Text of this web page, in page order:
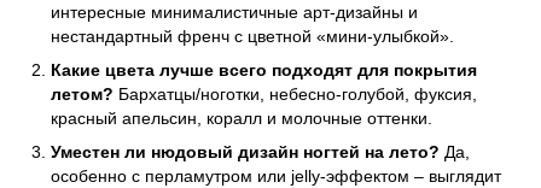
интересные минималистичные арт-дизайны и
нестандартный френч с цветной «мини-улыбкой».
Какие цвета лучше всего подходят для покрытия
летом? Бархатцы/ноготки, небесно-голубой, фуксия,
красный апельсин, коралл и молочные оттенки.
Уместен ли нюдовый дизайн ногтей на лето? Да,
особенно с перламутром или jelly-эффектом – выглядит